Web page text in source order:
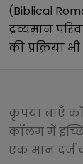
(Biblical
द्रव्यमान
की प्रक्रिया
कृपया बाएँ
कॉलम में
एक मान दर्ज